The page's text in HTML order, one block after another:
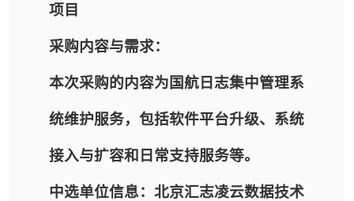
项目
采购内容与需求：
本次采购的内容为国航日志集中管理系
统维护服务，包括软件平台升级、系统
接入与扩容和日常支持服务等。
中选单位信息：北京汇志凌云数据技术